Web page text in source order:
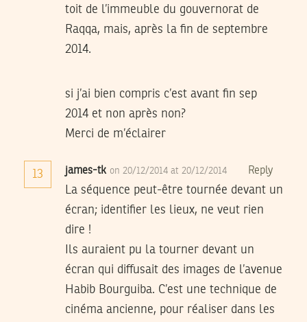
toit de l’immeuble du gouvernorat de
Raqqa, mais, après la fin de septembre
2014.
si j’ai bien compris c’est avant fin sep
2014 et non après non?
Merci de m’éclairer
13 james-tk on 20/12/2014 at 20/12/2014 Reply
La séquence peut-être tournée devant un
écran; identifier les lieux, ne veut rien
dire !
Ils auraient pu la tourner devant un
écran qui diffusait des images de l’avenue
Habib Bourguiba. C’est une technique de
cinéma ancienne, pour réaliser dans les